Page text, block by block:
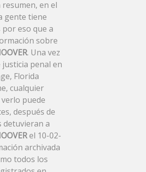
resumen, en el
gente tiene
por eso que a
sobre
. Una vez
penal en
Florida
cualquier
puede
después de
detuvieran a
el 10-02-
archivada
todos los